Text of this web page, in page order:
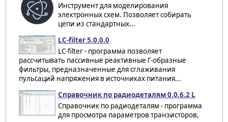
Инструмент для моделирования
электронных схем. Позволяет собирать
цепи из стандартных...
LC-filter 5.0.0.0
LC-filter - программа позволяет
рассчитывать пассивные реактивные Г-образные
фильтры, предназначенные для сглаживания
пульсаций напряжения в источниках питания...
Справочник по радиодеталям 0.0.6.2 L
Справочник по радиодеталям - программа
для просмотра параметров транзисторов,